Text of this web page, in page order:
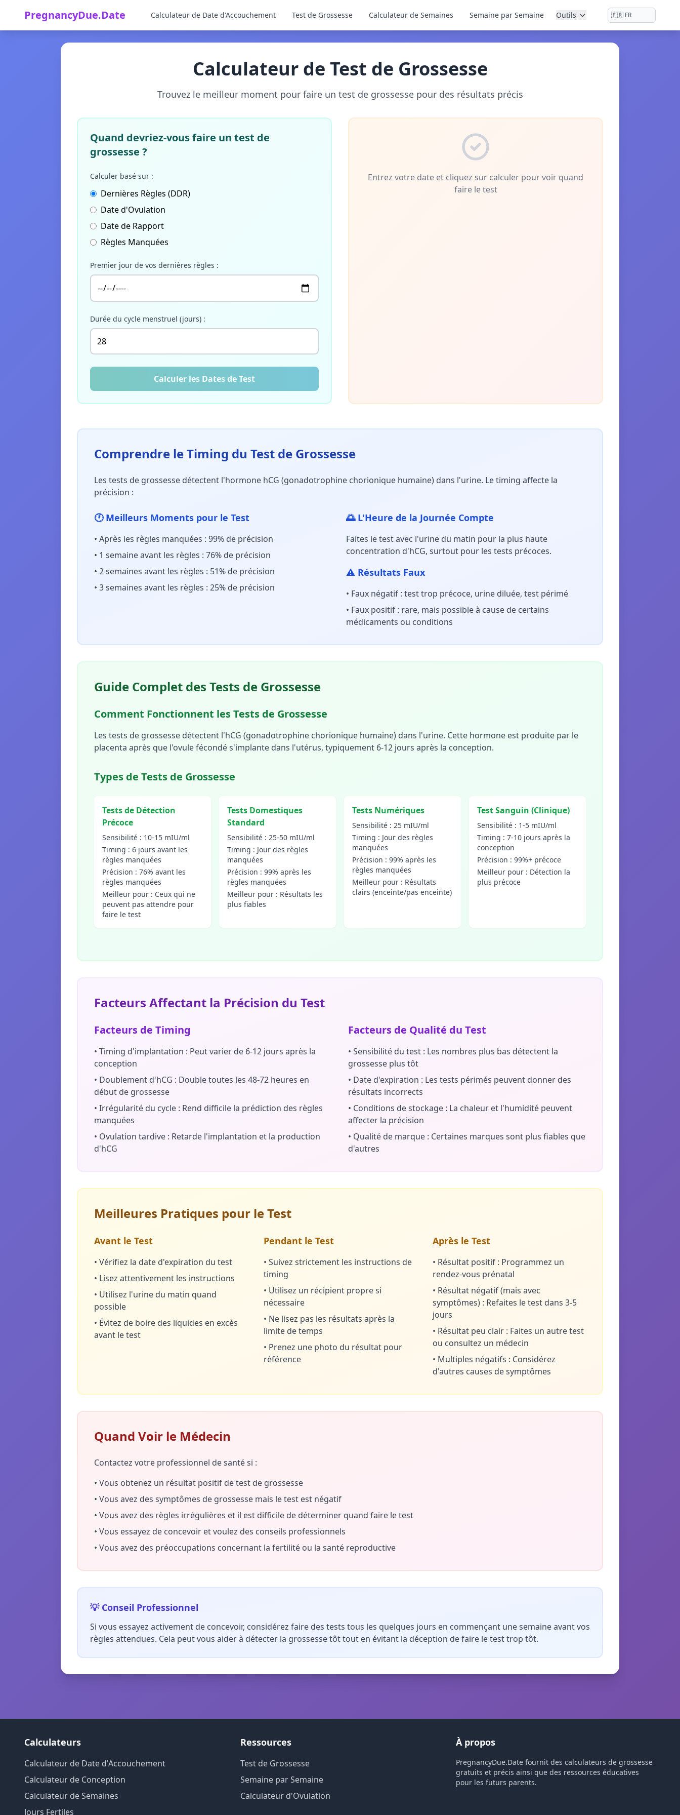
PregnancyDue.Date Calculateur de Date d'Accouchement Test de Grossesse Calculateur de Semaines Semaine par Semaine Outils
Calculateur de Test de Grossesse
Trouvez le meilleur moment pour faire un test de grossesse pour des résultats précis
Quand devriez-vous faire un test de
grossesse ?
Calculer basé sur :
Dernières Règles (DDR)
Date d'Ovulation
Date de Rapport
Règles Manquées
Premier jour de vos dernières règles :
Durée du cycle menstruel (jours) :
Calculer les Dates de Test
Entrez votre date et cliquez sur calculer pour voir quand
faire le test
Comprendre le Timing du Test de Grossesse
Les tests de grossesse détectent l'hormone hCG (gonadotrophine chorionique humaine) dans l'urine. Le timing affecte la
précision :
🕐 Meilleurs Moments pour le Test
• Après les règles manquées : 99% de précision
• 1 semaine avant les règles : 76% de précision
• 2 semaines avant les règles : 51% de précision
• 3 semaines avant les règles : 25% de précision
🌅 L'Heure de la Journée Compte
Faites le test avec l'urine du matin pour la plus haute
concentration d'hCG, surtout pour les tests précoces.
⚠️ Résultats Faux
• Faux négatif : test trop précoce, urine diluée, test périmé
• Faux positif : rare, mais possible à cause de certains
médicaments ou conditions
Guide Complet des Tests de Grossesse
Comment Fonctionnent les Tests de Grossesse
Les tests de grossesse détectent l'hCG (gonadotrophine chorionique humaine) dans l'urine. Cette hormone est produite par le
placenta après que l'ovule fécondé s'implante dans l'utérus, typiquement 6-12 jours après la conception.
Types de Tests de Grossesse
Tests de Détection
Précoce
Sensibilité : 10-15 mIU/ml
Timing : 6 jours avant les
règles manquées
Précision : 76% avant les
règles manquées
Meilleur pour : Ceux qui ne
peuvent pas attendre pour
faire le test
Tests Domestiques
Standard
Sensibilité : 25-50 mIU/ml
Timing : Jour des règles
manquées
Précision : 99% après les
règles manquées
Meilleur pour : Résultats les
plus fiables
Tests Numériques
Sensibilité : 25 mIU/ml
Timing : Jour des règles
manquées
Précision : 99% après les
règles manquées
Meilleur pour : Résultats
clairs (enceinte/pas enceinte)
Test Sanguin (Clinique)
Sensibilité : 1-5 mIU/ml
Timing : 7-10 jours après la
conception
Précision : 99%+ précoce
Meilleur pour : Détection la
plus précoce
Facteurs Affectant la Précision du Test
Facteurs de Timing
• Timing d'implantation : Peut varier de 6-12 jours après la
conception
• Doublement d'hCG : Double toutes les 48-72 heures en
début de grossesse
• Irrégularité du cycle : Rend difficile la prédiction des règles
manquées
• Ovulation tardive : Retarde l'implantation et la production
d'hCG
Facteurs de Qualité du Test
• Sensibilité du test : Les nombres plus bas détectent la
grossesse plus tôt
• Date d'expiration : Les tests périmés peuvent donner des
résultats incorrects
• Conditions de stockage : La chaleur et l'humidité peuvent
affecter la précision
• Qualité de marque : Certaines marques sont plus fiables que
d'autres
Meilleures Pratiques pour le Test
Avant le Test
• Vérifiez la date d'expiration du test
• Lisez attentivement les instructions
• Utilisez l'urine du matin quand
possible
• Évitez de boire des liquides en excès
avant le test
Pendant le Test
• Suivez strictement les instructions de
timing
• Utilisez un récipient propre si
nécessaire
• Ne lisez pas les résultats après la
limite de temps
• Prenez une photo du résultat pour
référence
Après le Test
• Résultat positif : Programmez un
rendez-vous prénatal
• Résultat négatif (mais avec
symptômes) : Refaites le test dans 3-5
jours
• Résultat peu clair : Faites un autre test
ou consultez un médecin
• Multiples négatifs : Considérez
d'autres causes de symptômes
Quand Voir le Médecin
Contactez votre professionnel de santé si :
• Vous obtenez un résultat positif de test de grossesse
• Vous avez des symptômes de grossesse mais le test est négatif
• Vous avez des règles irrégulières et il est difficile de déterminer quand faire le test
• Vous essayez de concevoir et voulez des conseils professionnels
• Vous avez des préoccupations concernant la fertilité ou la santé reproductive
💡 Conseil Professionnel
Si vous essayez activement de concevoir, considérez faire des tests tous les quelques jours en commençant une semaine avant vos
règles attendues. Cela peut vous aider à détecter la grossesse tôt tout en évitant la déception de faire le test trop tôt.
Calculateurs
Calculateur de Date d'Accouchement
Calculateur de Conception
Calculateur de Semaines
Jours Fertiles
Ressources
Test de Grossesse
Semaine par Semaine
Calculateur d'Ovulation
À propos
PregnancyDue.Date fournit des calculateurs de grossesse
gratuits et précis ainsi que des ressources éducatives
pour les futurs parents.